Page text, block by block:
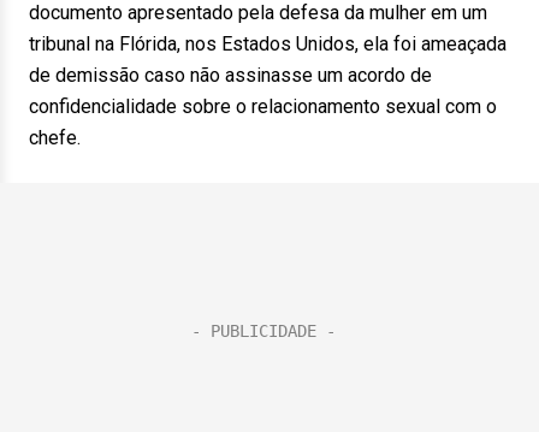
documento apresentado pela defesa da mulher em um
tribunal na Flórida, nos Estados Unidos, ela foi ameaçada
de demissão caso não assinasse um acordo de
confidencialidade sobre o relacionamento sexual com o
chefe.